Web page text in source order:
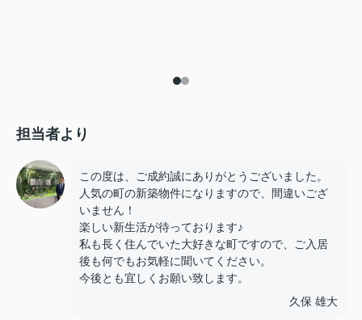
担当者より
この度は、ご成約誠にありがとうございました。
人気の町の新築物件になりますので、間違いござ
いません！
楽しい新生活が待っております♪
私も長く住んでいた大好きな町ですので、ご入居
後も何でもお気軽に聞いてください。
今後とも宜しくお願い致します。
久保 雄大